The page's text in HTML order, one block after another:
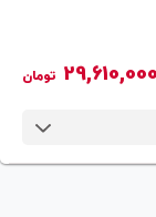
29,610,000 تومان